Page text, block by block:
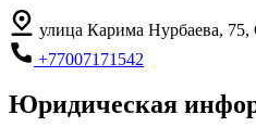
улица Карима Нурбаева, 75,
+77007171542
Юридическая